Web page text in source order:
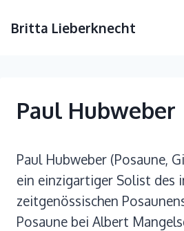
Britta Lieberknecht
Paul Hubweber
Paul Hubweber (Posaune,
ein einzigartiger Solist des
zeitgenössischen
Posaune bei Albert